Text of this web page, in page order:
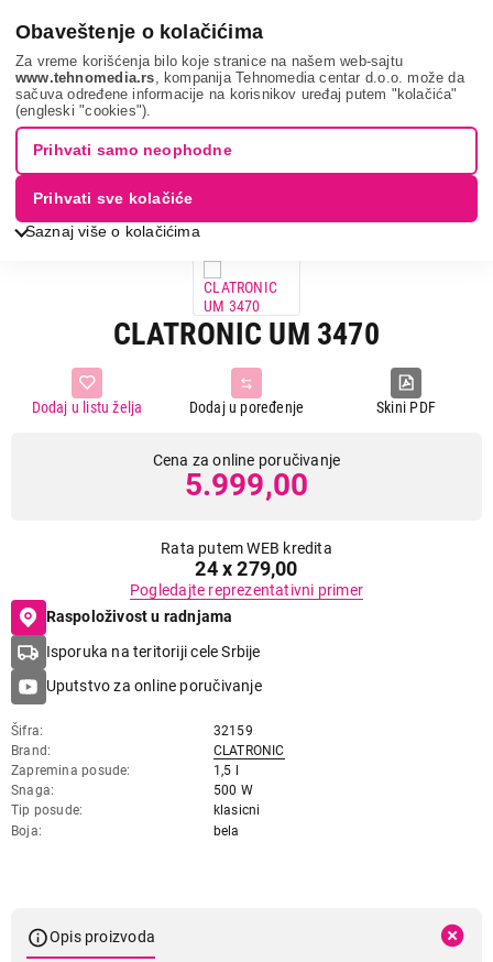
Obaveštenje o kolačićima
Za vreme korišćenja bilo koje stranice na našem web-sajtu
www.tehnomedia.rs , kompanija Tehnomedia centar d.o.o. može da
sačuva određene informacije na korisnikov uređaj putem "kolačića"
(engleski "cookies").
Saznaj više o kolačićima
Prihvati samo neophodne
Prihvati sve kolačiće
Mali kuhinjski aparati Blenderi Klasični blenderi
Clatronic
um 34...
CLATRONIC UM 3470
Skini PDF
Dodaj u poređenje
Dodaj u listu želja
Cena za online poručivanje
5.999,00
Rata putem WEB kredita
24 x 279,00
Pogledajte reprezentativni primer
Raspoloživost u radnjama
Isporuka na teritoriji cele Srbije
Uputstvo za online poručivanje
Šifra
32159
Brand
CLATRONIC
Zapremina posude
1,5 l
Snaga
500 W
Tip posude
klasicni
Boja
bela
Opis proizvoda